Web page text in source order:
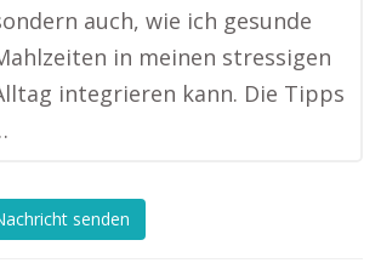
auch, wie ich gesunde
in meinen stressigen
integrieren kann. Die Tipps
senden